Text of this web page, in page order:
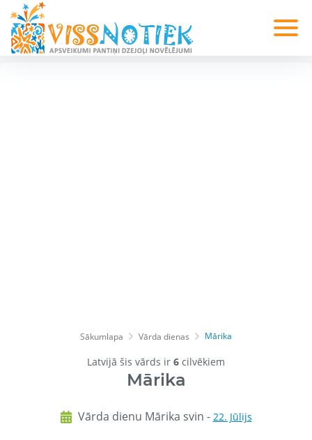
Sākumlapa Vārda dienas Mārika
Latvijā šis vārds ir 6 cilvēkiem
Mārika
Vārda dienu Mārika svin - 22. Jūlijs